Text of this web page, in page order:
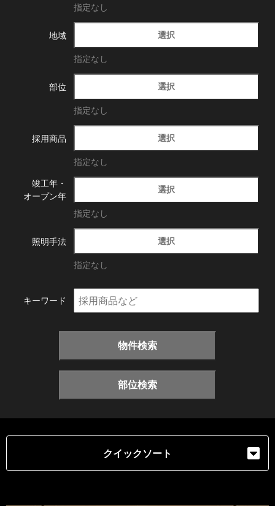
指定なし
地域 選択
指定なし
部位 選択
指定なし
採用商品 選択
指定なし
竣工年・
オープン年
選択
指定なし
照明手法 選択
指定なし
キーワード
物件検索
部位検索
クイックソート